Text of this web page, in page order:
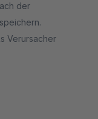
der
Verursacher